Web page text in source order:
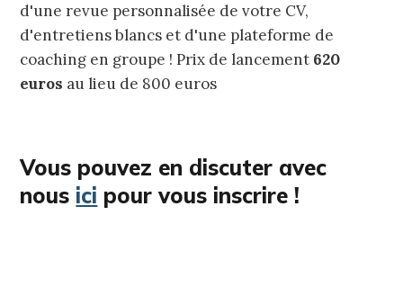
d'une revue personnalisée de votre CV,
d'entretiens blancs et d'une plateforme de
coaching en groupe ! Prix de lancement 620
euros au lieu de 800 euros
Vous pouvez en discuter avec
nous ici pour vous inscrire !